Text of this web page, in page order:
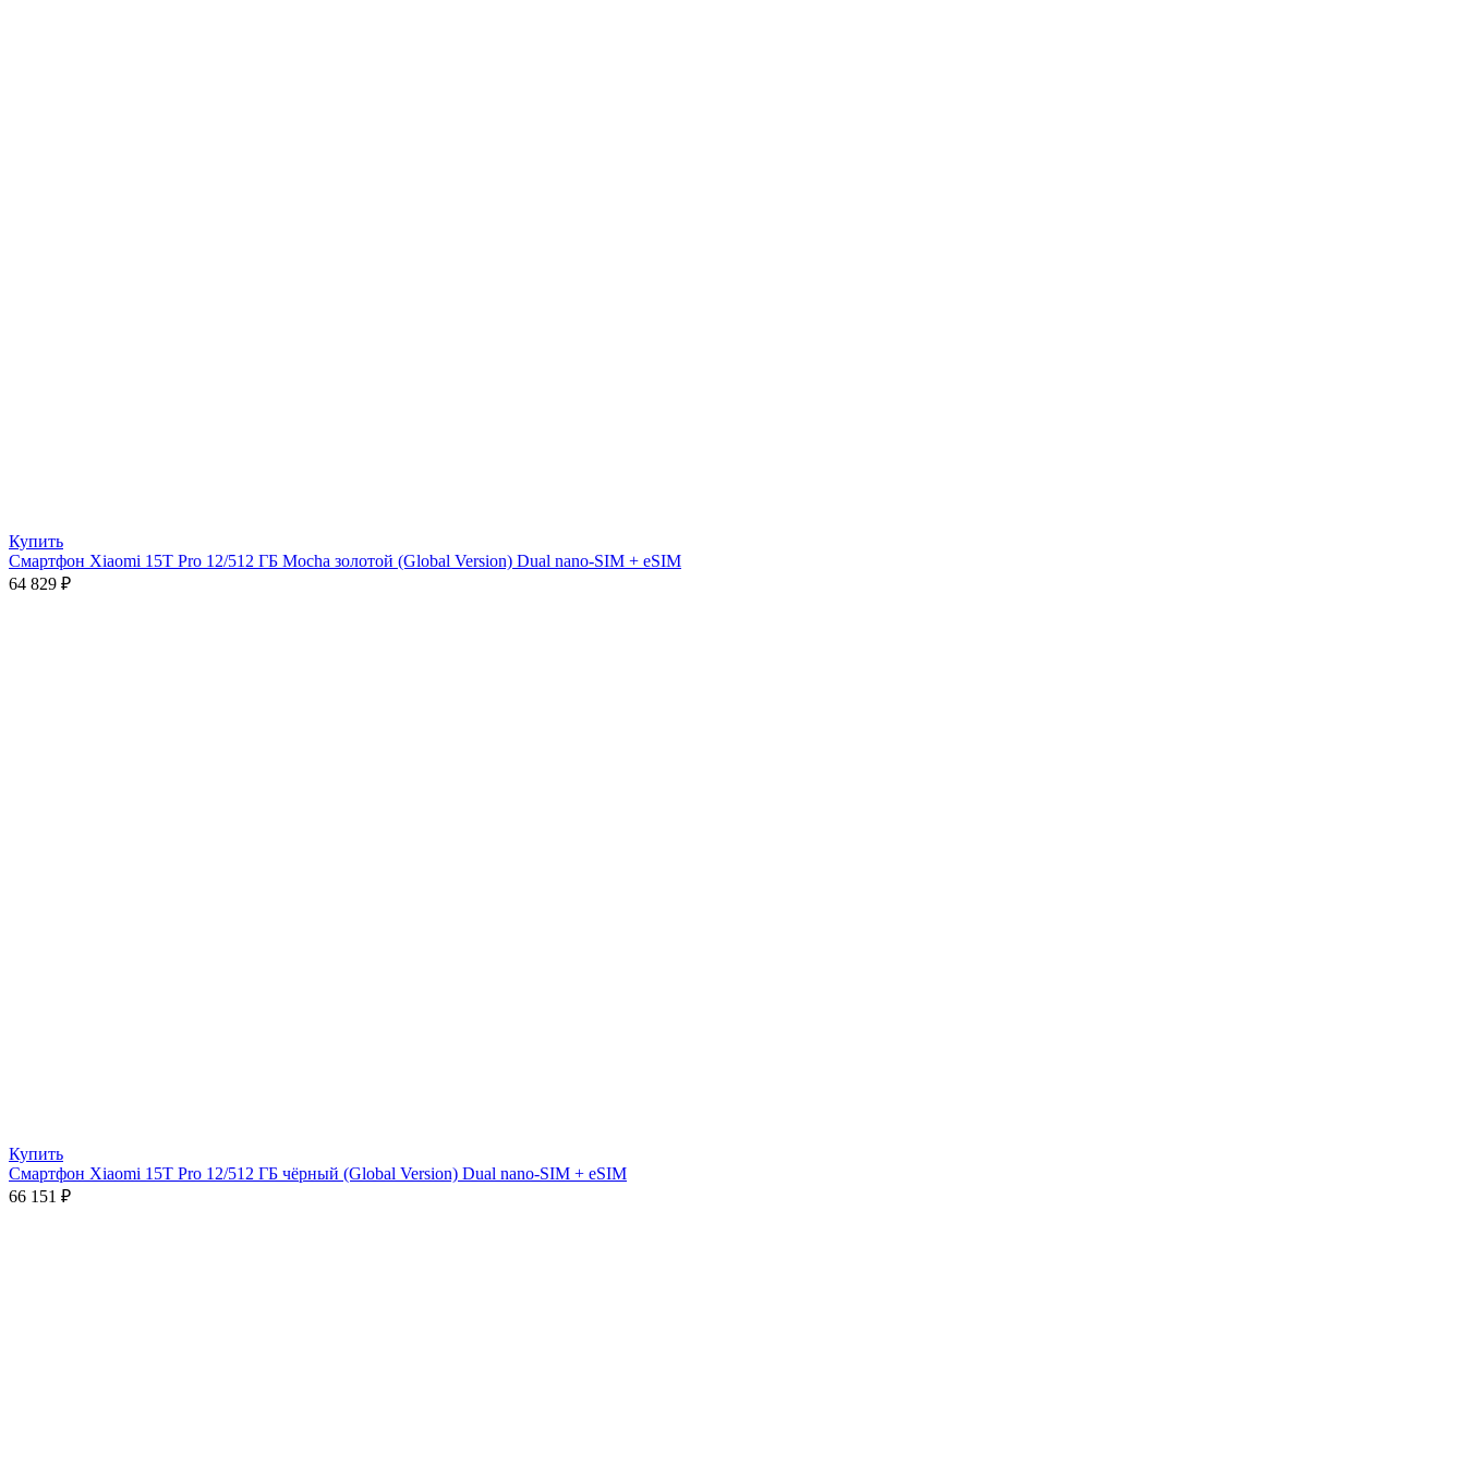
Купить
Смартфон Xiaomi 15T Pro 12/512 ГБ Mocha золотой (Global Version) Dual nano-SIM + eSIM
64 829 ₽
Купить
Смартфон Xiaomi 15T Pro 12/512 ГБ чёрный (Global Version) Dual nano-SIM + eSIM
66 151 ₽